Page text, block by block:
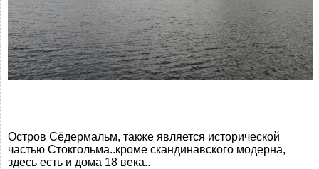
Остров Сёдермальм, также является исторической
частью Стокгольма..кроме скандинавского модерна,
здесь есть и дома 18 века..